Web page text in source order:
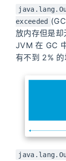
exceeded
放内存但是
JVM 在 GC
有不到 2% 的